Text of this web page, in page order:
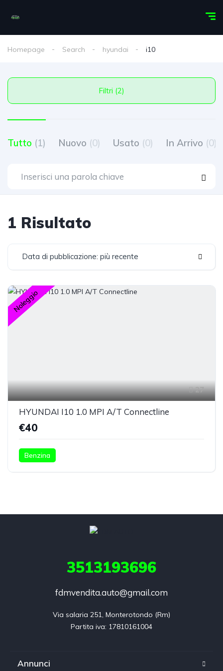
Homepage Search hyundai i10
Filtri (2)
Tutto (1) Nuovo (0) Usato (0) In Arrivo (0)
1 Risultato
Data di pubblicazione: più recente
Noleggio
27
HYUNDAI I10 1.0 MPI A/T Connectline
€40
Benzina
3513193696
fdmvendita.auto@gmail.com
Via salaria 251, Monterotondo (Rm)
Annunci